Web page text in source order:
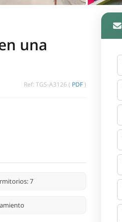
una
Ref: TGS-A3126 ( PDF )
7